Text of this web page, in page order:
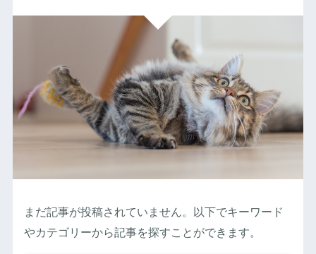
まだ記事が投稿されていません。以下でキーワード
やカテゴリーから記事を探すことができます。